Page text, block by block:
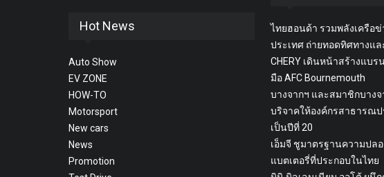
Hot News
Auto Show
EV ZONE
HOW-TO
Motorsport
New cars
News
Promotion
ไทยฮอนด้า รวมพลังเครือ
ประเทศ ถ่ายทอดทิศทางแ
CHERY เดินหน้าสร้างแบ
มือ AFC Bournemouth
บางจากฯ และสมาชิกบาง
บริจาคให้องค์กรสาธารณป
เป็นปีที่ 20
เอ็มจี ชูมาตรฐานความปล
แบตเตอรี่ที่ประกอบในไทย